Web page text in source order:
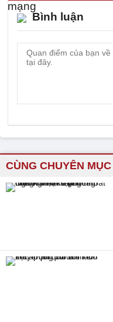
Bình luận
CÙNG CHUYÊN MỤC